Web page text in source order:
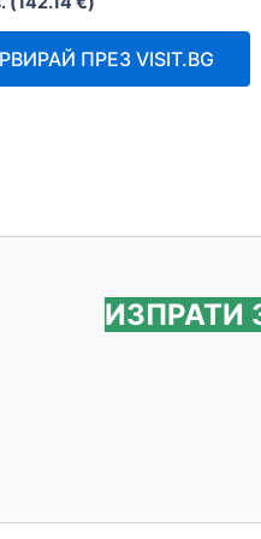
ПРЕЗ VISIT.BG
ИЗПРАТИ